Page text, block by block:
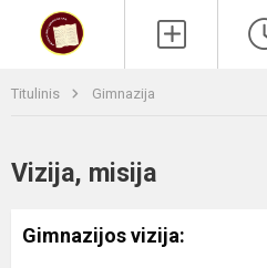
Titulinis Gimnazija
Vizija, misija
Gimnazijos vizija: